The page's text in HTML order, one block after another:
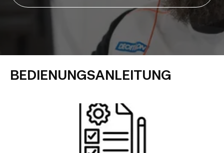
BEDIENUNGSANLEITUNG